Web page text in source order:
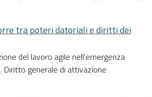
tra poteri datoriali e diritti dei
del lavoro agile nell'emergenza
Diritto generale di attivazione